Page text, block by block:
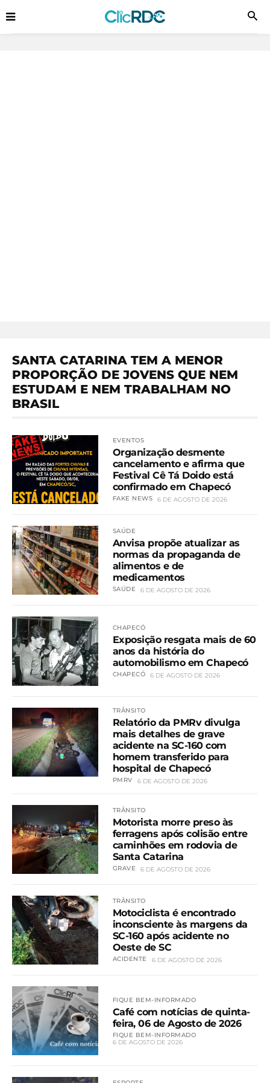
SANTA CATARINA TEM A MENOR
PROPORÇÃO DE JOVENS QUE NEM
ESTUDAM E NEM TRABALHAM NO
BRASIL
EVENTOS
Organização desmente
cancelamento e afirma que
Festival Cê Tá Doido está
confirmado em Chapecó
FAKE NEWS 6 DE AGOSTO DE 2026
SAÚDE
Anvisa propõe atualizar as
normas da propaganda de
alimentos e de
medicamentos
SAÚDE 6 DE AGOSTO DE 2026
CHAPECÓ
Exposição resgata mais de 60
anos da história do
automobilismo em Chapecó
CHAPECÓ 6 DE AGOSTO DE 2026
TRÂNSITO
Relatório da PMRv divulga
mais detalhes de grave
acidente na SC-160 com
homem transferido para
hospital de Chapecó
PMRV 6 DE AGOSTO DE 2026
TRÂNSITO
Motorista morre preso às
ferragens após colisão entre
caminhões em rodovia de
Santa Catarina
GRAVE 6 DE AGOSTO DE 2026
TRÂNSITO
Motociclista é encontrado
inconsciente às margens da
SC-160 após acidente no
Oeste de SC
ACIDENTE 6 DE AGOSTO DE 2026
FIQUE BEM-INFORMADO
Café com notícias de quinta-
feira, 06 de Agosto de 2026
FIQUE BEM-INFORMADO
6 DE AGOSTO DE 2026